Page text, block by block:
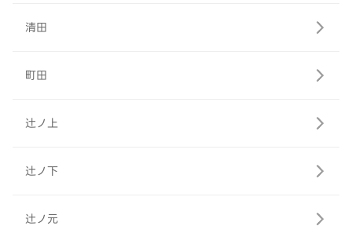
清田
町田
辻ノ上
辻ノ下
辻ノ元